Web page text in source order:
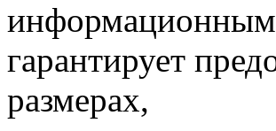
гарантирует
размерах,